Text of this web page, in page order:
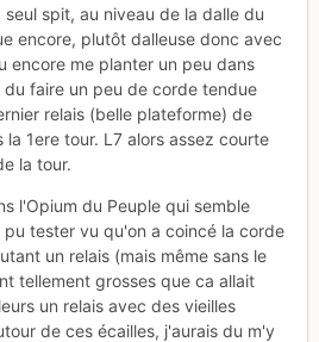
spit, au niveau de la dalle du
encore, plutôt dalleuse donc avec
encore me planter un peu dans
faire un peu de corde tendue
relais (belle plateforme) de
la 1ere tour. L7 alors assez courte
la tour.
l'Opium du Peuple qui semble
tester vu qu'on a coincé la corde
un relais (mais même sans le
tellement grosses que ca allait
un relais avec des vieilles
de ces écailles, j'aurais du m'y